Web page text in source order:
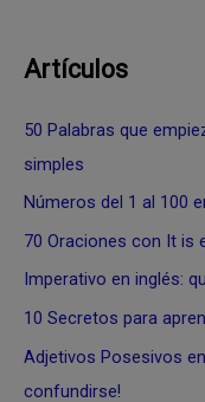
Artículos
50 Palabras que
simples
Números del 1 al 100
70 Oraciones con It is
Imperativo en inglés:
10 Secretos para
Adjetivos Posesivos
confundirse!